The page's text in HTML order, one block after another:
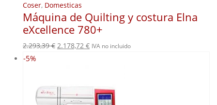
Coser, Domesticas
Máquina de Quilting y costura Elna
eXcellence 780+
2.293,39€ El
2.293,39 €.
2.178,72 €El
2.178,72 €.
IVA no incluido
-5%